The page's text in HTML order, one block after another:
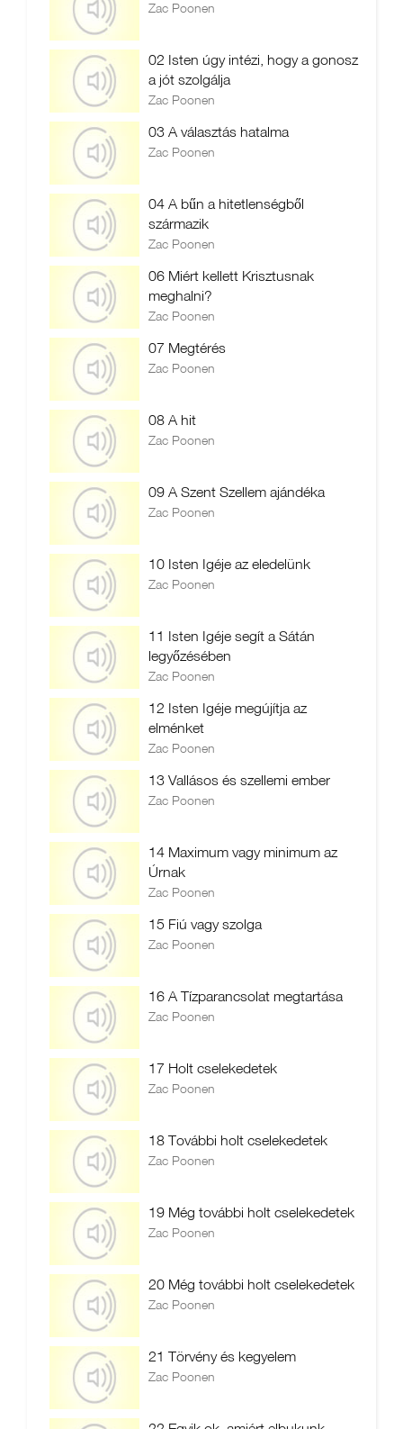
Zac Poonen
02 Isten úgy intézi, hogy a gonosz
a jót szolgálja
Zac Poonen
03 A választás hatalma
Zac Poonen
04 A bűn a hitetlenségből
származik
Zac Poonen
06 Miért kellett Krisztusnak
meghalni?
Zac Poonen
07 Megtérés
Zac Poonen
08 A hit
Zac Poonen
09 A Szent Szellem ajándéka
Zac Poonen
10 Isten Igéje az eledelünk
Zac Poonen
11 Isten Igéje segít a Sátán
legyőzésében
Zac Poonen
12 Isten Igéje megújítja az
elménket
Zac Poonen
13 Vallásos és szellemi ember
Zac Poonen
14 Maximum vagy minimum az
Úrnak
Zac Poonen
15 Fiú vagy szolga
Zac Poonen
16 A Tízparancsolat megtartása
Zac Poonen
17 Holt cselekedetek
Zac Poonen
18 További holt cselekedetek
Zac Poonen
19 Még további holt cselekedetek
Zac Poonen
20 Még további holt cselekedetek
Zac Poonen
21 Törvény és kegyelem
Zac Poonen